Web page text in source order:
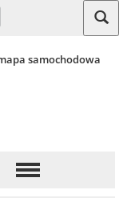
samochodowa